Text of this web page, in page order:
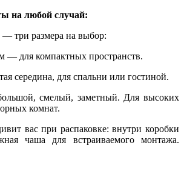
на любой случай:
— три размера на выбор:
для компактных пространств.
для спальни или гостиной.
смелый, заметный. Для высоких
комнат.
вас при распаковке: внутри коробки
чаша для встраиваемого монтажа.